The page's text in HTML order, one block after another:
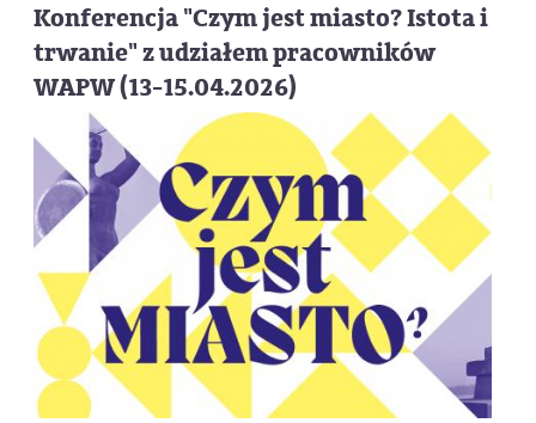
Konferencja "Czym jest miasto? Istota i
trwanie" z udziałem pracowników
WAPW (13-15.04.2026)